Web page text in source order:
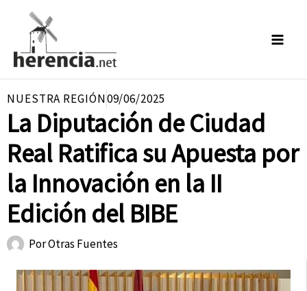
contenido
NUESTRA REGIÓN09/06/2025
La Diputación de Ciudad
Real Ratifica su Apuesta por
la Innovación en la II
Edición del BIBE
PorOtras Fuentes